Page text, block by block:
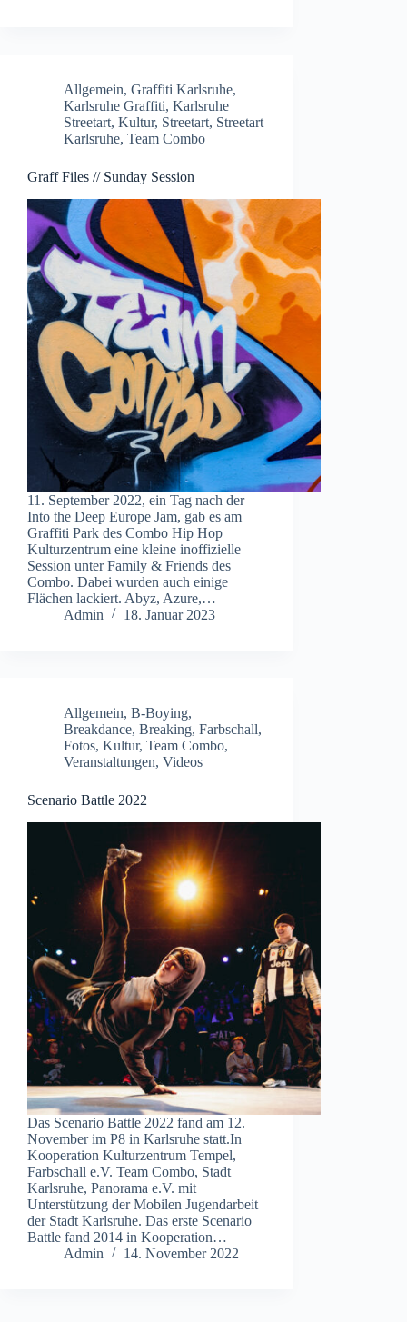
Allgemein, Graffiti Karlsruhe,
Karlsruhe Graffiti, Karlsruhe
Streetart, Kultur, Streetart, Streetart
Karlsruhe, Team Combo
Graff Files // Sunday Session
11. September 2022, ein Tag nach der
Into the Deep Europe Jam, gab es am
Graffiti Park des Combo Hip Hop
Kulturzentrum eine kleine inoffizielle
Session unter Family & Friends des
Combo. Dabei wurden auch einige
Flächen lackiert. Abyz, Azure,…
Admin
18. Januar 2023
Allgemein, B-Boying,
Breakdance, Breaking, Farbschall,
Fotos, Kultur, Team Combo,
Veranstaltungen, Videos
Scenario Battle 2022
Das Scenario Battle 2022 fand am 12.
November im P8 in Karlsruhe statt.In
Kooperation Kulturzentrum Tempel,
Farbschall e.V. Team Combo, Stadt
Karlsruhe, Panorama e.V. mit
Unterstützung der Mobilen Jugendarbeit
der Stadt Karlsruhe. Das erste Scenario
Battle fand 2014 in Kooperation…
Admin
14. November 2022